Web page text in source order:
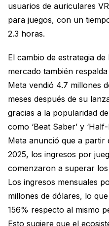
usuarios de auriculares
para juegos, con un
2.3 horas.
El cambio de estrategia
mercado también
Meta vendió 4.7 millones
meses después de su
gracias a la popularidad
como ‘Beat Saber’ y
Meta anunció que a partir
2025, los ingresos por
comenzaron a superar
Los ingresos mensuales
millones de dólares, lo
156% respecto al mismo
Esto sugiere que el